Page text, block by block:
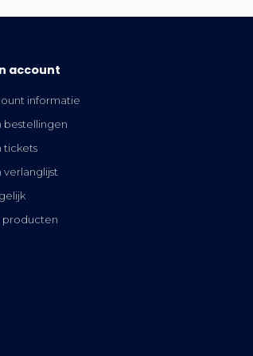
account
informatie
bestellingen
tickets
verlanglijst
producten